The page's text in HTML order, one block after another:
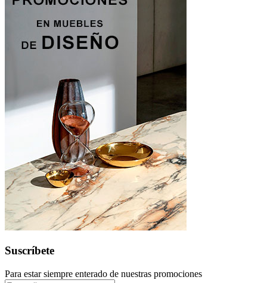
Suscríbete
Para estar siempre enterado de nuestras promociones